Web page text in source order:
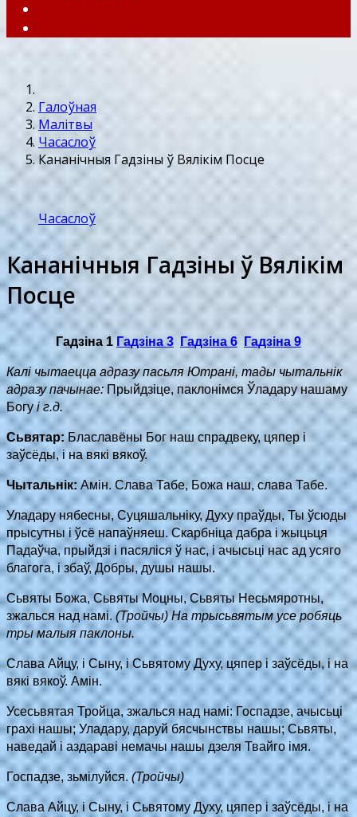
Галоўная
Малітвы
Часаслоў
Кананічныя Гадзіны ў Вялікім Посце
Часаслоў
Кананічныя Гадзіны ў Вялікім
Посце
Гадзіна 1 Гадзіна 3 Гадзіна 6 Гадзіна 9
Калі чытаецца адразу пасьля Ютрані, тады чытальнік
адразу пачынае: Прыйдзіце, паклонімся Ўладару нашаму
Богуі г.д.
Сьвятар: Блаславёны Бог наш спрадвеку, цяпер і
заўсёды, і на вякі вякоў.
Чытальнік: Амін. Слава Табе, Божа наш, слава Табе.
Уладару нябесны, Суцяшальнiку, Духу праўды, Ты ўсюды
прысутны і ўсё напаўняеш. Скарбніца дабра i жыцьця
Падаўча, прыйдзі і пасяліся ў нас, і ачысьці нас ад усяго
благога, і збаў, Добры, душы нашы.
Сьвяты Божа, Сьвяты Моцны, Сьвяты Несьмяротны,
зжалься над намі.(Тройчы) На трысьвятым усе робяць
тры малыя паклоны.
Слава Айцу, і Сыну, і Сьвятому Духу, цяпер і заўсёды, і на
вякі вякоў. Амін.
Усесьвятая Тройца, зжалься над намі: Госпадзе, ачысьці
грахі нашы; Уладару, даруй бясчынствы нашы; Сьвяты,
наведай і аздараві немачы нашы дзеля Твайго імя.
Госпадзе, зьмілуйся. (Тройчы)
Слава Айцу, і Сыну, і Сьвятому Духу, цяпер і заўсёды, і на